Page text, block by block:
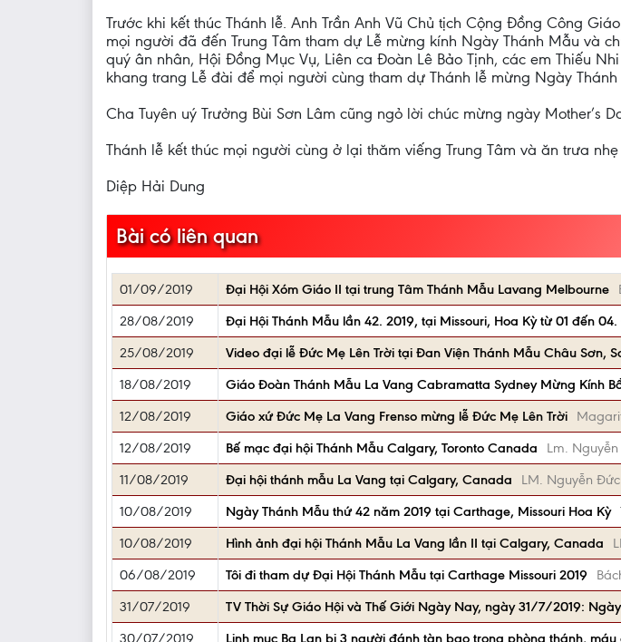
Trước khi kết thúc Thánh lễ. Anh Trần Anh Vũ Chủ tịch Cộng Đồng Công
mọi người đã đến Trung Tâm tham dự Lễ mừng kính Ngày Thánh Mẫu và
quý ân nhân, Hội Đồng Mục Vụ, Liên ca Đoàn Lê Bảo Tịnh, các em Thiếu
khang trang Lễ đài để mọi người cùng tham dự Thánh lễ mừng Ngày
Cha Tuyên uý Trưởng Bùi Sơn Lâm cũng ngỏ lời chúc mừng ngày Mother’s
Thánh lễ kết thúc mọi người cùng ở lại thăm viếng Trung Tâm và ăn trưa
Diệp Hải Dung
Bài có liên quan
01/09/2019 Đại Hội Xóm Giáo II tại trung Tâm Thánh Mẫu Lavang Melbourne
28/08/2019
Đại Hội Thánh Mẫu lần 42. 2019, tại Missouri, Hoa Kỳ từ 01 đến 04.
25/08/2019
Video đại lễ Đức Mẹ Lên Trời tại Đan Viện Thánh Mẫu Châu Sơn,
18/08/2019
Giáo Đoàn Thánh Mẫu La Vang Cabramatta Sydney Mừng Kính
12/08/2019
Giáo xứ Đức Mẹ La Vang Frenso mừng lễ Đức Mẹ Lên Trời
12/08/2019
Bế mạc đại hội Thánh Mẫu Calgary, Toronto Canada
Lm.
11/08/2019
Đại hội thánh mẫu La Vang tại Calgary, Canada
LM. Nguyễn
10/08/2019
Ngày Thánh Mẫu thứ 42 năm 2019 tại Carthage, Missouri Hoa Kỳ
10/08/2019
Hình ảnh đại hội Thánh Mẫu La Vang lần II tại Calgary, Canada
06/08/2019
Tôi đi tham dự Đại Hội Thánh Mẫu tại Carthage Missouri 2019
31/07/2019
TV Thời Sự Giáo Hội và Thế Giới Ngày Nay, ngày 31/7/2019:
30/07/2019
Linh mục Ba Lan bị 3 người đánh tàn bạo trong phòng thánh,